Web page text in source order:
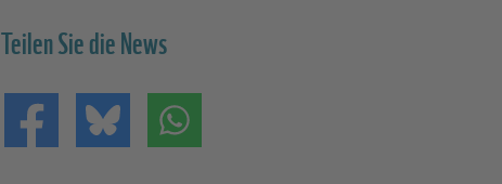
Teilen Sie die News
Teilen auf FacebookTeilen auf Bluesky